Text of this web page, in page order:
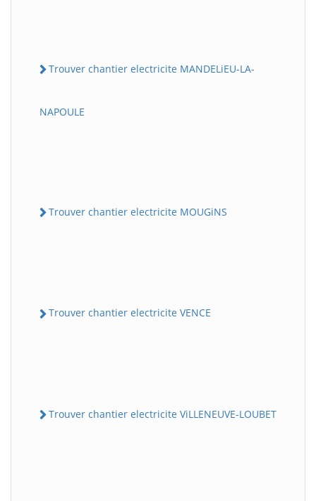
Trouver chantier electricite MANDELiEU-LA-
NAPOULE
Trouver chantier electricite MOUGiNS
Trouver chantier electricite VENCE
Trouver chantier electricite ViLLENEUVE-LOUBET